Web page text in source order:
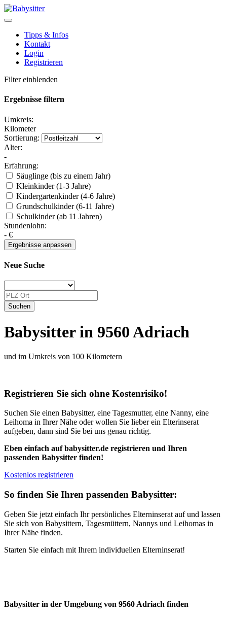
Tipps & Infos
Kontakt
Login
Registrieren
Filter einblenden
Ergebnisse filtern
Umkreis:
Kilometer
Sortierung:
Alter:
-
Erfahrung:
Säuglinge (bis zu einem Jahr)
Kleinkinder (1-3 Jahre)
Kindergartenkinder (4-6 Jahre)
Grundschulkinder (6-11 Jahre)
Schulkinder (ab 11 Jahren)
Stundenlohn:
- €
Neue Suche
Babysitter in 9560 Adriach
und im Umkreis von 100 Kilometern
Registrieren Sie sich ohne Kostenrisiko!
Suchen Sie einen Babysitter, eine Tagesmutter, eine Nanny, eine
Leihoma in Ihrer Nähe oder wollen Sie lieber ein Elterinserat
aufgeben, dann sind Sie bei uns genau richtig.
Eben einfach auf babysitter.de registrieren und Ihren
passenden Babysitter finden!
Kostenlos registrieren
So finden Sie Ihren passenden Babysitter:
Geben Sie jetzt einfach Ihr persönliches Elterninserat auf und lassen
Sie sich von Babysittern, Tagesmüttern, Nannys und Leihomas in
Ihrer Nähe finden.
Starten Sie einfach mit Ihrem individuellen Elterninserat!
Babysitter in der Umgebung von 9560 Adriach finden